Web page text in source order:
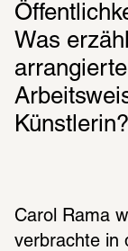
Was
Künstlerin?
Carol Rama
verbrachte in